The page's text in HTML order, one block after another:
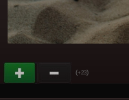
(+23)